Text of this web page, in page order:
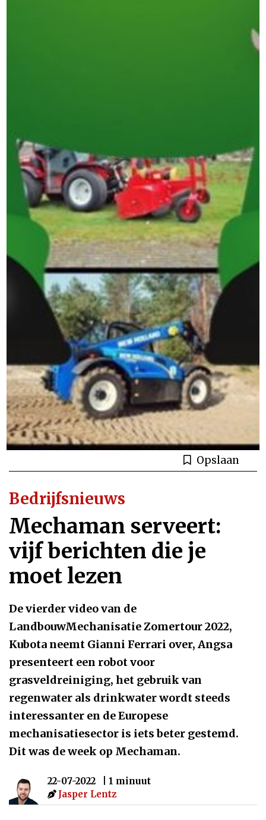
Opslaan
Bedrijfsnieuws
Mechaman serveert:
vijf berichten die je
moet lezen
De vierder video van de
LandbouwMechanisatie Zomertour 2022,
Kubota neemt Gianni Ferrari over, Angsa
presenteert een robot voor
grasveldreiniging, het gebruik van
regenwater als drinkwater wordt steeds
interessanter en de Europese
mechanisatiesector is iets beter gestemd.
Dit was de week op Mechaman.
22-07-2022
| 1 minuut
Jasper Lentz